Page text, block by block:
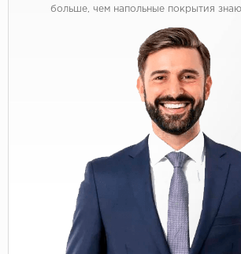
больше, чем напольные покрытия